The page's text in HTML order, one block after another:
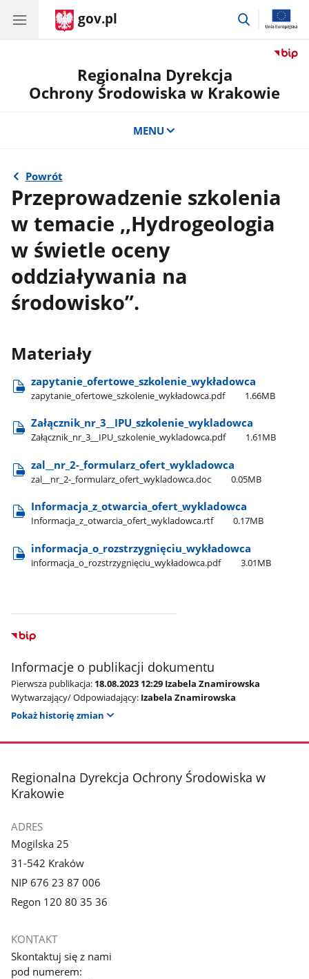
gov.pl
przejdź
Regionalna Dyrekcja
Ochrony Środowiska w Krakowie
MENU
Powrót
Przeprowadzenie szkolenia
w temacie ,,Hydrogeologia
w świetle oceny
oddziaływania na
środowisko”.
Materiały
zapytanie​_ofertowe​_szkolenie​_wykładowca
zapytanie​_ofertowe​_szkolenie​_wykładowca.pdf 1.66MB
Załącznik​_nr​_3​_​_IPU​_szkolenie​_wykladowca
Załącznik​_nr​_3​_​_IPU​_szkolenie​_wykladowca.pdf 1.61MB
zal​_​_nr​_2-​_formularz​_ofert​_wykladowca
zal​_​_nr​_2-​_formularz​_ofert​_wykladowca.doc 0.05MB
Informacja​_z​_otwarcia​_ofert​_wykladowca
Informacja​_z​_otwarcia​_ofert​_wykladowca.rtf 0.17MB
informacja​_o​_rozstrzygnięciu​_wykładowca
informacja​_o​_rozstrzygnięciu​_wykładowca.pdf 3.01MB
Informacje o publikacji dokumentu
Pierwsza publikacja: 18.08.2023 12:29 Izabela Znamirowska
Wytwarzający/ Odpowiadający: Izabela Znamirowska
Pokaż historię zmian
stopka
Regionalna Dyrekcja Ochrony Środowiska w
Krakowie
ADRES
Mogilska 25
31-542 Kraków
NIP 676 23 87 006
Regon 120 80 35 36
KONTAKT
Skontaktuj się z nami
pod numerem: